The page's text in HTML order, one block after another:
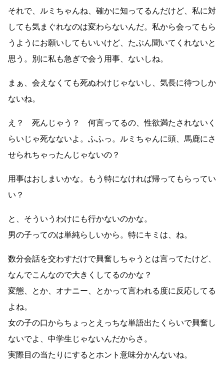
それで、ルミちゃんね、確かに知ってるんだけど、私に対
しても気まぐれなのは変わらないんだ。私から会ってもら
うようにお願いしてもいいけど、たぶん聞いてくれないと
思う。別に私も急ぎで会う用事、ないしね。
まぁ、会えなくても死ぬわけじゃないし、気長に待つしか
ないね。
え？ 死んじゃう？ 何言ってるの、性欲満たされないく
らいじゃ死なないよ。ふふっ。ルミちゃんに頭、馬鹿にさ
せられちゃったんじゃないの？
用事はおしまいかな。もう特になければ帰ってもらってい
い？
と、そういうわけにも行かないのかな。
男の子ってのは単純らしいから。特にキミは、ね。
数分会話を交わすだけで興奮しちゃうとは言ってたけど、
なんでこんなので大きくしてるのかな？
変態、とか、オナニー、とかって言われる度に反応してる
よね。
女の子の口からちょっとえっちな単語出たくらいで興奮し
ないでよ、中学生じゃないんだからさ。
実際目の当たりにするとホント意味分かんないね。